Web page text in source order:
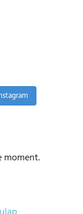
moment.